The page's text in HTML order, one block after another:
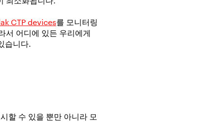
CTP devices를 모니터링
서 어디에 있든 우리에게
습니다.
할 수 있을 뿐만 아니라 모